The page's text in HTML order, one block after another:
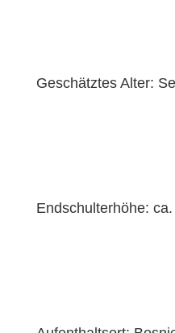
Geschätztes Alter:
Endschulterhöhe: